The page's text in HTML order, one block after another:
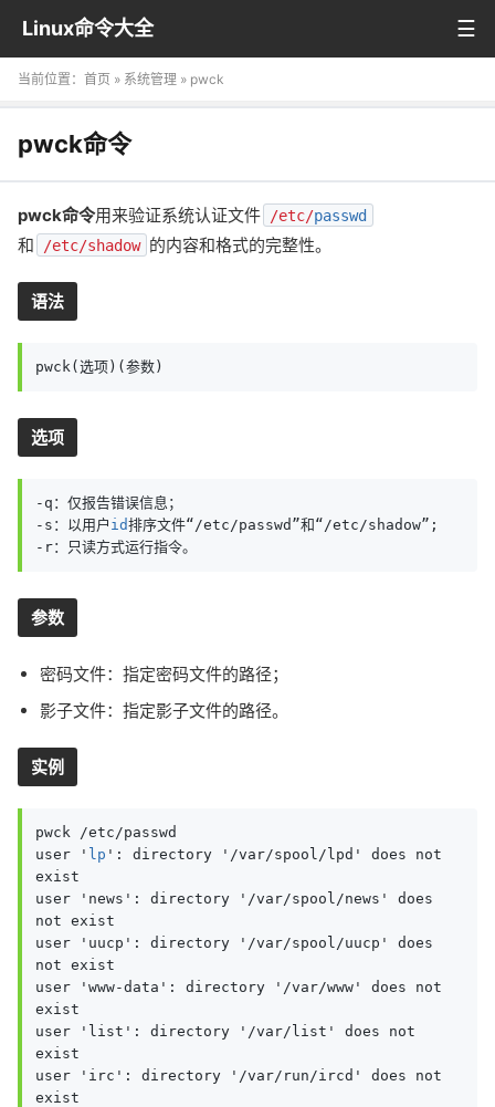
Linux命令大全
当前位置： 首页 » 系统管理 » pwck
pwck命令
pwck命令用来验证系统认证文件 /etc/passwd
和 /etc/shadow 的内容和格式的完整性。
语法
pwck(选项)(参数)
选项
-q：仅报告错误信息；
-s：以用户 id排序文件“/etc/passwd”和“/etc/shadow”;
-r：只读方式运行指令。
参数
密码文件：指定密码文件的路径；
影子文件：指定影子文件的路径。
实例
pwck /etc/passwd
user ' lp ': directory '/var/spool/lpd' does not
exist
user 'news': directory '/var/spool/news' does
not exist
user 'uucp': directory '/var/spool/uucp' does
not exist
user 'www-data': directory '/var/www' does not
exist
user 'list': directory '/var/list' does not
exist
user 'irc': directory '/var/run/ircd' does not
exist